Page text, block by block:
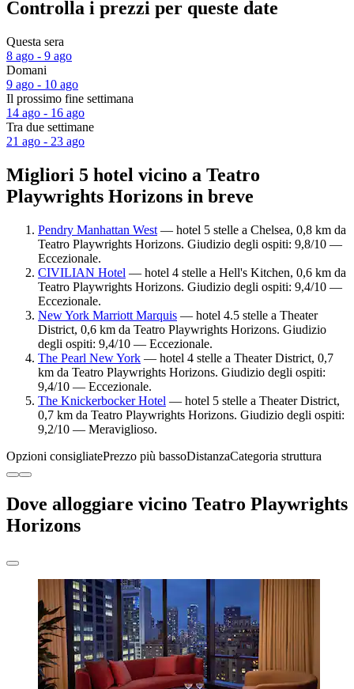
Controlla i prezzi per queste date
Questa sera
8 ago - 9 ago
Domani
9 ago - 10 ago
Il prossimo fine settimana
14 ago - 16 ago
Tra due settimane
21 ago - 23 ago
Migliori 5 hotel vicino a Teatro
Playwrights Horizons in breve
Pendry Manhattan West — hotel 5 stelle a Chelsea, 0,8 km da
Teatro Playwrights Horizons. Giudizio degli ospiti: 9,8/10 —
Eccezionale.
CIVILIAN Hotel — hotel 4 stelle a Hell's Kitchen, 0,6 km da
Teatro Playwrights Horizons. Giudizio degli ospiti: 9,4/10 —
Eccezionale.
New York Marriott Marquis — hotel 4.5 stelle a Theater
District, 0,6 km da Teatro Playwrights Horizons. Giudizio
degli ospiti: 9,4/10 — Eccezionale.
The Pearl New York — hotel 4 stelle a Theater District, 0,7
km da Teatro Playwrights Horizons. Giudizio degli ospiti:
9,4/10 — Eccezionale.
The Knickerbocker Hotel — hotel 5 stelle a Theater District,
0,7 km da Teatro Playwrights Horizons. Giudizio degli ospiti:
9,2/10 — Meraviglioso.
Opzioni consigliatePrezzo più bassoDistanzaCategoria struttura
Dove alloggiare vicino Teatro Playwrights
Horizons